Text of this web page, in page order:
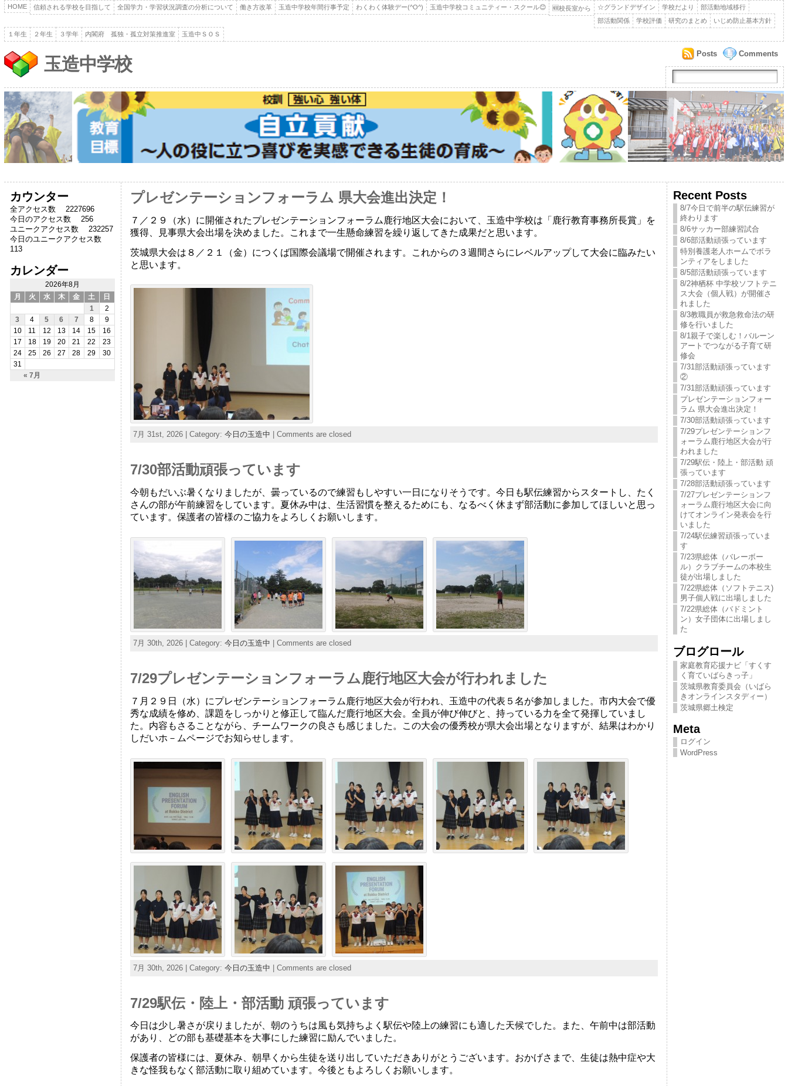
HOME 信頼される学校を目指して 全国学力・学習状況調査の分析について 働き方改革 玉造中学校年間行事予定 わくわく体験デー(^O^) 玉造中学校コミュニティー・スクール😊 🆕校長室から ☆グランドデザイン 学校だより
部活動地域移行
部活動関係
学校評価 研究のまとめ
いじめ防止基本方針
１年生
２年生 ３学年 内閣府 孤独・孤立対策推進室 玉造中ＳＯＳ
玉造中学校
Comments
Posts
カウンター
全アクセス数 2227696
今日のアクセス数 256
ユニークアクセス数 232257
今日のユニークアクセス数
113
カレンダー
2026年8月
月
火 水 木 金 土 日
« 7月
1
2
3
4 5 6 7 8
9
10
11 12 13 14 15
16
17
18 19 20 21 22
23
24
25 26 27 28 29
30
31
プレゼンテーションフォーラム 県大会進出決定！
７／２９（水）に開催されたプレゼンテーションフォーラム鹿行地区大会において、玉造中学校は「鹿行教育事務所長賞」を
獲得、見事県大会出場を決めました。これまで一生懸命練習を繰り返してきた成果だと思います。
茨城県大会は８／２１（金）につくば国際会議場で開催されます。これからの３週間さらにレベルアップして大会に臨みたい
と思います。
7月 31st, 2026 | Category: 今日の玉造中 Comments are closed
7/30部活動頑張っています
今朝もだいぶ暑くなりましたが、曇っているので練習もしやすい一日になりそうです。今日も駅伝練習からスタートし、たく
さんの部が午前練習をしています。夏休み中は、生活習慣を整えるためにも、なるべく休まず部活動に参加してほしいと思っ
ています。保護者の皆様のご協力をよろしくお願いします。
7月 30th, 2026 | Category: 今日の玉造中 Comments are closed
7/29プレゼンテーションフォーラム鹿行地区大会が行われました
７月２９日（水）にプレゼンテーションフォーラム鹿行地区大会が行われ、玉造中の代表５名が参加しました。市内大会で優
秀な成績を修め、課題をしっかりと修正して臨んだ鹿行地区大会。全員が伸び伸びと、持っている力を全て発揮していまし
た。内容もさることながら、チームワークの良さも感じました。この大会の優秀校が県大会出場となりますが、結果はわかり
しだいホ－ムページでお知らせします。
7月 30th, 2026 | Category: 今日の玉造中 | Comments are closed
7/29駅伝・陸上・部活動 頑張っています
今日は少し暑さが戻りましたが、朝のうちは風も気持ちよく駅伝や陸上の練習にも適した天候でした。また、午前中は部活動
があり、どの部も基礎基本を大事にした練習に励んでいました。
保護者の皆様には、夏休み、朝早くから生徒を送り出していただきありがとうございます。おかげさまで、生徒は熱中症や大
きな怪我もなく部活動に取り組めています。今後ともよろしくお願いします。
Recent Posts
8/7今日で前半の駅伝練習が
終わります
8/6サッカー部練習試合
8/6部活動頑張っています
特別養護老人ホームでボラ
ンティアをしました
8/5部活動頑張っています
8/2神栖杯 中学校ソフトテニ
ス大会（個人戦）が開催さ
れました
8/3教職員が救急救命法の研
修を行いました
8/1親子で楽しむ！バルーン
アートでつながる子育て研
修会
7/31部活動頑張っています
②
7/31部活動頑張っています
プレゼンテーションフォー
ラム 県大会進出決定！
7/30部活動頑張っています
7/29プレゼンテーションフ
ォーラム鹿行地区大会が行
われました
7/29駅伝・陸上・部活動 頑
張っています
7/28部活動頑張っています
7/27プレゼンテーションフ
ォーラム鹿行地区大会に向
けてオンライン発表会を行
いました
7/24駅伝練習頑張っていま
す
7/23県総体（バレーボー
ル）クラブチームの本校生
徒が出場しました
7/22県総体（ソフトテニス)
男子個人戦に出場しました
7/22県総体（バドミント
ン）女子団体に出場しまし
た
ブログロール
家庭教育応援ナビ「すくす
く育ていばらきっ​子」
茨城県教育委員会（いばら
きオンラインスタディー）
茨城県郷土検定
Meta
ログイン
WordPress